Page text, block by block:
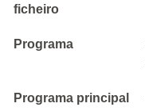
ficheiro
Programa
Programa principal